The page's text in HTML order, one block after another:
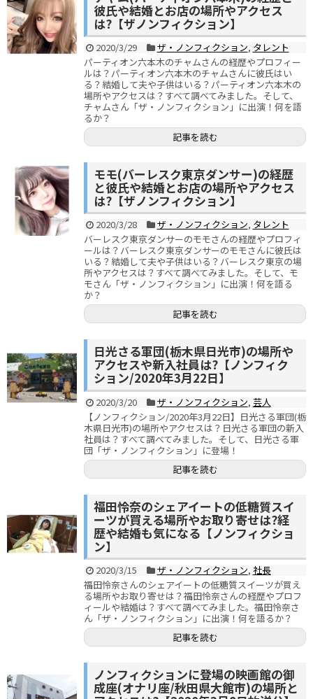
彼氏や結婚とお店の場所やアクセス
は?【ザノンフィクション】
2020/3/29 ザ・ノンフィクション, タレント
パーティオン六本木のチャムさんの経歴やプロフィー
ルは？パーティオン六本木のチャムさんに彼氏はい
る？結婚して夫や子供はいる？パーティオン六本木の
場所やアクセスは？すべて調べてみました。そして、
チャムさん「ザ・ノンフィクション」に出演！何を語
るか？
記事を読む
モモ(バーレスク東京ダンサー)の経歴
と彼氏や結婚とお店の場所やアクセス
は?【ザノンフィクション】
2020/3/28 ザ・ノンフィクション, タレント
バーレスク東京ダンサーのモモさんの経歴やプロフィ
ールは？バーレスク東京ダンサーのモモさんに彼氏は
いる？結婚して夫や子供はいる？バーレスク東京の場
所やアクセスは？すべて調べてみました。そして、モ
モさん「ザ・ノンフィクション」に出演！何を語る
か？
記事を読む
日光さる軍団(栃木県日光市)の場所や
アクセスや新入社員は?【ノンフィク
ション/2020年3月22日】
2020/3/20 ザ・ノンフィクション, 芸人
【ノンフィクション/2020年3月22日】日光さる軍団(栃
木県日光市)の場所やアクセスは？日光さる軍団の新入
社員は？すべて調べてみました。そして、日光さる軍
団「ザ・ノンフィクション」に登場！
記事を読む
福田怜奈のシェアイートの低糖質スイ
ーツが買える場所やお取り寄せは?経
歴や結婚も気になる【ノンフィクショ
ン】
2020/3/15 ザ・ノンフィクション, 社長
福田怜奈さんのシェアイートの低糖質スイーツが買え
る場所やお取り寄せは？福田怜奈さんの経歴やプロフ
ィールや結婚は？すべて調べてみました。福田怜奈さ
ん「ザ・ノンフィクション」に出演！何を語るか？
記事を読む
ノンフィクションに登場の映画館の御
成座(オナリ座/秋田県大館市)の場所と